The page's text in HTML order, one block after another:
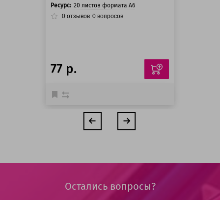
Ресурс: 20 листов формата А6
0 отзывов 0 вопросов
77 р.
Остались вопросы?